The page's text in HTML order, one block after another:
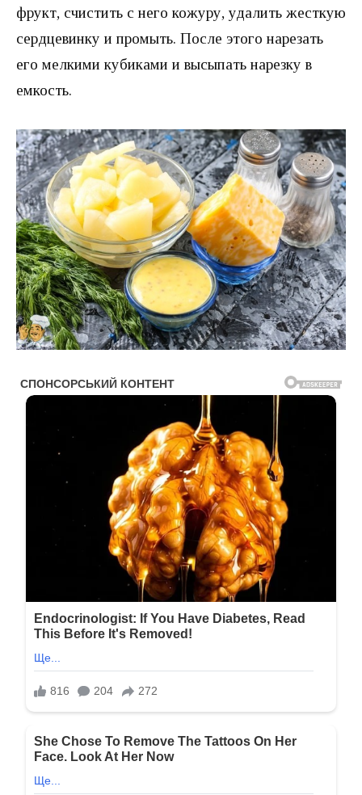
фрукт, счистить с него кожуру, удалить жесткую
сердцевинку и промыть. После этого нарезать
его мелкими кубиками и высыпать нарезку в
емкость.